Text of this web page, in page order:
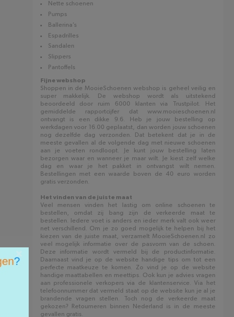
Nette schoenen
Pumps
Ballerina’s
Espadrilles
Sandalen
Slippers
Pantoffels
Fijne webshop
Shoppen in de MooieSchoenen webshop is geheel veilig en
super makkelijk. De webshop wordt als uitstekend
beoordeeld door ruim 6000 klanten via Trustpilot. Het
gemiddelde rapportcijfer dat www.mooieschoenen.nl
ontvangt is een dikke 9.6. Heb je jouw bestelling op
werkdagen voor 16.00 geplaatst, dan worden jouw schoenen
nog dezelfde dag verzonden. Dat betekent dat je in de
meeste gevallen al de volgende dag met nieuwe schoenen
aan je voeten rondloopt. Je kunt jouw bestelling laten
bezorgen waar en wanneer je maar wilt. Je kiest zelf welke
dag en waar je het pakket in ontvangst wilt nemen.
Bestellingen met een waarde boven de 40 euro worden
gratis verzonden.
Het vinden van de juiste maat
Veel mensen vinden het lastig om online schoenen te
bestellen, omdat zij bang zijn de verkeerde maat te
bestellen. Iedere voet is anders en ieder merk valt ook weer
net verschillend. Om je zo goed mogelijk te helpen bij het
kiezen van de juiste maat, verzamelt MooieSchoenen.nl zo
veel mogelijk informatie over de pasvorm van de schoen.
Deze informatie wordt vermeld bij de productinformatie.
Daarnaast vind je op de website handige tips om tot een
perfecte maatkeuze te komen. Zo vind je op de website
handige maattabellen en meettips. Ook kun je advies vragen
aan professionele verkopers via de klantenservice. Via het
telefoonnummer dat vermeld staat op de website kun je al je
brandende vragen stellen. Toch nog de verkeerde maat
gekozen? Retourneren binnen Nederland is in de meeste
gevallen gratis.
×